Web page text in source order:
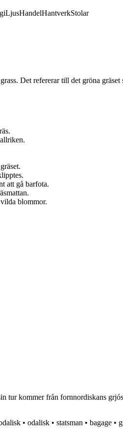
LjusHandelHantverkStolar
Det refererar till det gröna
att gå barfota.
blommor.
tur kommer från fornnordiskans
• odalisk • statsman • bagage •